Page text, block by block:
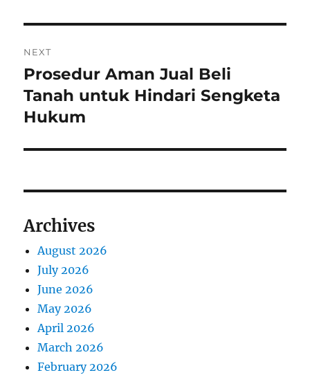
n
a
v
i
g
i
n
i
s
p
o
NEXT
N
e
x
p
s
:
Prosedur Aman Jual Beli
Tanah untuk Hindari Sengketa
Hukum
Archives
August 2026
July 2026
June 2026
May 2026
April 2026
March 2026
February 2026